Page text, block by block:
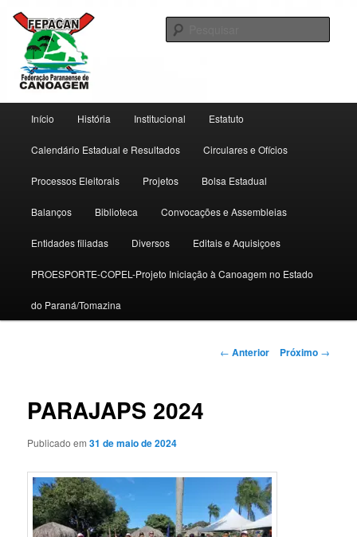
Pular
para
conteúdo
principalFepacan
principal
Início História Institucional Estatuto
Calendário Estadual e Resultados Circulares e Ofícios
Processos Eleitorais Projetos Bolsa Estadual
Balanços Biblioteca Convocações e Assembleias
Entidades filiadas Diversos Editais e Aquisiçoes
PROESPORTE-COPEL-Projeto Iniciação à Canoagem no Estado
do Paraná/Tomazina
Navegação
← Anterior Próximo →
PARAJAPS 2024
Publicado em31 de maio de 2024